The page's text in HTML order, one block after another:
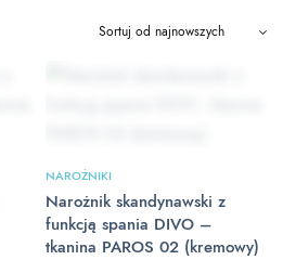
NAROŻNIKI
Narożnik skandynawski z
funkcją spania DIVO –
tkanina PAROS 02 (kremowy)